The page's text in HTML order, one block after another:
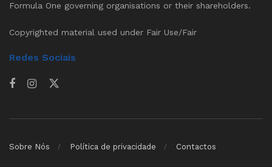
Formula One governing organisations or their shareholders.
Copyrighted material used under Fair Use/Fair
Redes Sociais
Sobre Nós Política de privacidade Contactos